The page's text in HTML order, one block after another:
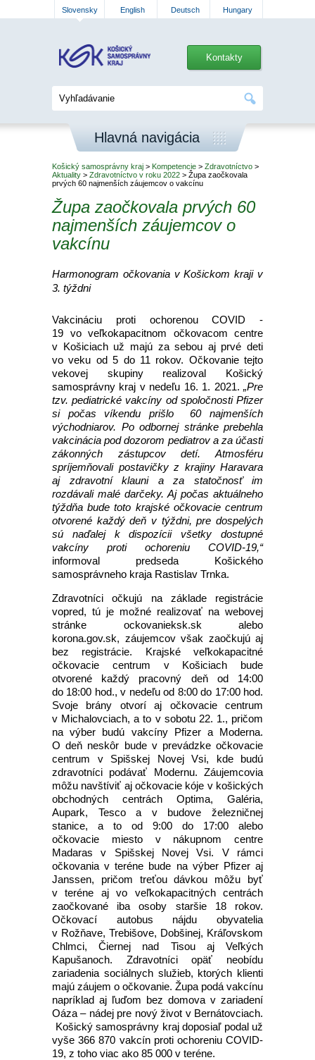
Slovensky English Deutsch Hungary
Kontakty
Hlavná navigácia
Košický samosprávny kraj > Kompetencie > Zdravotníctvo >
Aktuality > Zdravotníctvo v roku 2022 > Župa zaočkovala
prvých 60 najmenších záujemcov o vakcínu
Župa zaočkovala prvých 60
najmenších záujemcov o
vakcínu
Harmonogram očkovania v Košickom kraji v
3. týždni
Vakcináciu proti ochorenou COVID -
19 vo veľkokapacitnom očkovacom centre
v Košiciach už majú za sebou aj prvé deti
vo veku od 5 do 11 rokov. Očkovanie tejto
vekovej skupiny realizoval Košický
samosprávny kraj v nedeľu 16. 1. 2021. „Pre
tzv. pediatrické vakcíny od spoločnosti Pfizer
si počas víkendu prišlo 60 najmenších
východniarov. Po odbornej stránke prebehla
vakcinácia pod dozorom pediatrov a za účasti
zákonných zástupcov detí. Atmosféru
spríjemňovali postavičky z krajiny Haravara
aj zdravotní klauni a za statočnosť im
rozdávali malé darčeky. Aj počas aktuálneho
týždňa bude toto krajské očkovacie centrum
otvorené každý deň v týždni, pre dospelých
sú naďalej k dispozícii všetky dostupné
vakcíny proti ochoreniu COVID-19,“
informoval predseda Košického
samosprávneho kraja Rastislav Trnka.
Zdravotníci očkujú na základe registrácie
vopred, tú je možné realizovať na webovej
stránke ockovanieksk.sk alebo
korona.gov.sk, záujemcov však zaočkujú aj
bez registrácie. Krajské veľkokapacitné
očkovacie centrum v Košiciach bude
otvorené každý pracovný deň od 14:00
do 18:00 hod., v nedeľu od 8:00 do 17:00 hod.
Svoje brány otvorí aj očkovacie centrum
v Michalovciach, a to v sobotu 22. 1., pričom
na výber budú vakcíny Pfizer a Moderna.
O deň neskôr bude v prevádzke očkovacie
centrum v Spišskej Novej Vsi, kde budú
zdravotníci podávať Modernu. Záujemcovia
môžu navštíviť aj očkovacie kóje v košických
obchodných centrách Optima, Galéria,
Aupark, Tesco a v budove železničnej
stanice, a to od 9:00 do 17:00 alebo
očkovacie miesto v nákupnom centre
Madaras v Spišskej Novej Vsi. V rámci
očkovania v teréne bude na výber Pfizer aj
Janssen, pričom treťou dávkou môžu byť
v teréne aj vo veľkokapacitných centrách
zaočkované iba osoby staršie 18 rokov.
Očkovací autobus nájdu obyvatelia
v Rožňave, Trebišove, Dobšinej, Kráľovskom
Chlmci, Čiernej nad Tisou aj Veľkých
Kapušanoch. Zdravotníci opäť neobídu
zariadenia sociálnych služieb, ktorých klienti
majú záujem o očkovanie. Župa podá vakcínu
napríklad aj ľuďom bez domova v zariadení
Oáza – nádej pre nový život v Bernátovciach.
Košický samosprávny kraj doposiaľ podal už
vyše 366 870 vakcín proti ochoreniu COVID-
19, z toho viac ako 85 000 v teréne.